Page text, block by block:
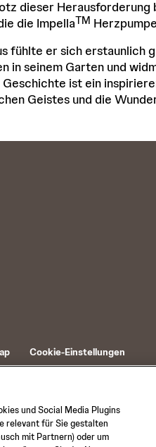
dieser Herausforderung
die ImpellaTM
fühlte er sich erstaunlich
in seinem Garten und
ist ein
Geistes und die
Cookie-Einstellungen
und Social Media Plugins
relevant für Sie gestalten
mit Partnern) oder um